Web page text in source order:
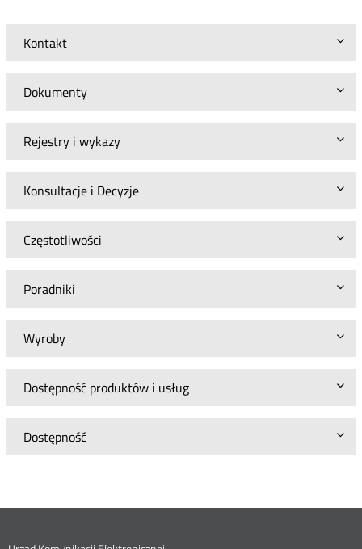
Kontakt
Dokumenty
Rejestry i wykazy
Konsultacje i Decyzje
Częstotliwości
Poradniki
Wyroby
Dostępność produktów i usług
Dostępność